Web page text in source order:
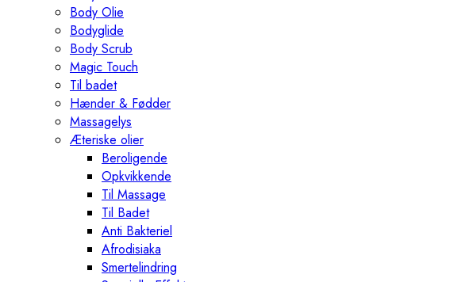
Body Olie
Bodyglide
Body Scrub
Magic Touch
Til badet
Hænder & Fødder
Massagelys
Æteriske olier
Beroligende
Opkvikkende
Til Massage
Til Badet
Anti Bakteriel
Afrodisiaka
Smertelindring